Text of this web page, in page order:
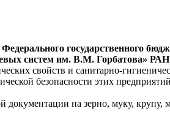
государственного
систем им. В.М. Горбатова»
свойств и санитарно-
безопасности этих
на зерно, муку, крупу,